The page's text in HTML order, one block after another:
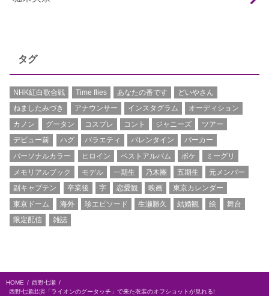
タグ
NHK紅白歌合戦 Time flies あなたの番です
どいやさん
ねましたみづき
アナウンサー インスタグラム
オーディション
カノン
グータン コスプレ コント ジャニーズ
ツアー
デビュー前
ハグ バラエティ バレンタイン
パーカー
パーソナルカラー
ヒロイン ベストアルバム ボケ
ミーグリ
メモリアルブック
モデル 一期生 乃木團 五期生
元メンバー
副キャプテン
卒業後 字 恋愛観 映画
東京カレンダー
東京ドーム
海外 珍エピソード 生瀬勝久 結婚観 絵
舞台
限定配信
雑誌
HOME
西野七瀬
西野七瀬出演「ライオンのグータッチ」で来た衣装のオフショットが見れる!